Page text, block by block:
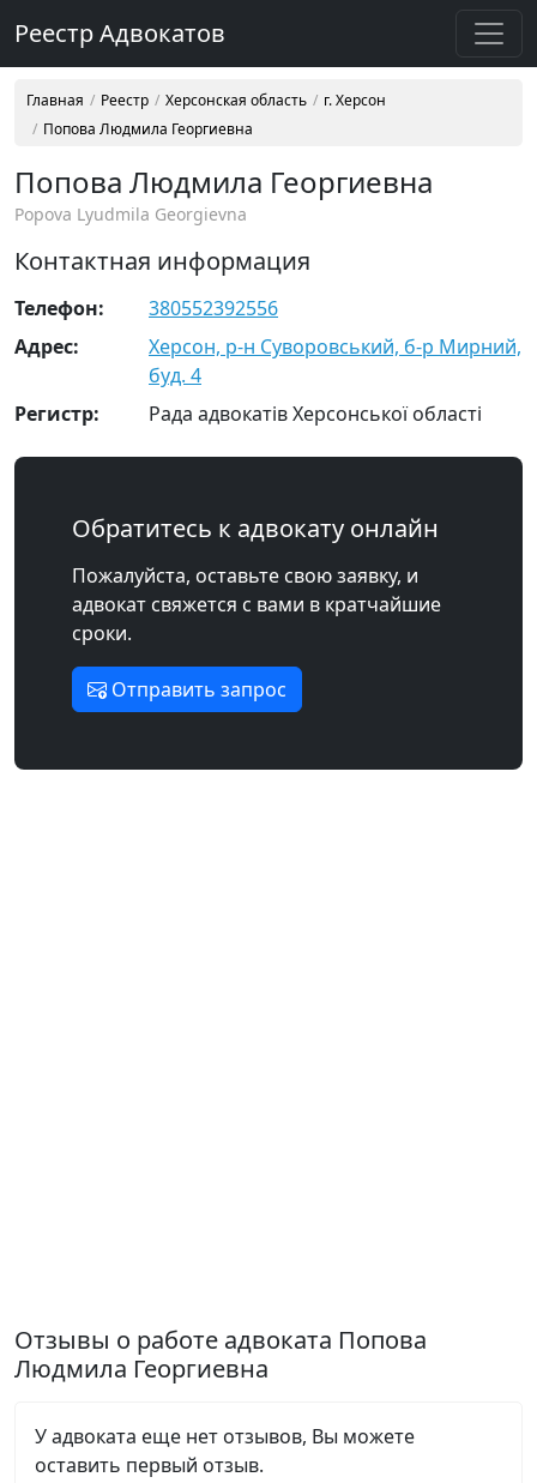
Реестр Адвокатов
Главная Реестр Херсонская область
г. Херсон
Попова Людмила Георгиевна
Попова Людмила Георгиевна
Popova Lyudmila Georgievna
Контактная информация
Телефон:
380552392556
Адрес:
Херсон, р-н Суворовський, б-р Мирний,
буд. 4
Регистр:
Рада адвокатів Херсонської області
Обратитесь к адвокату онлайн
Пожалуйста, оставьте свою заявку, и
адвокат свяжется с вами в кратчайшие
сроки.
Отправить запрос
Отзывы о работе адвоката Попова
Людмила Георгиевна
У адвоката еще нет отзывов, Вы можете
оставить первый отзыв.